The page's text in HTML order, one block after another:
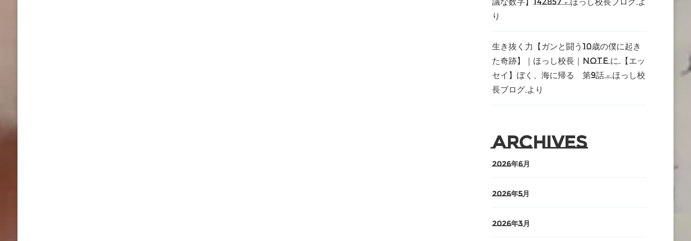
り
生き抜く力【ガンと闘う10歳の僕に起き
た奇跡】｜ほっし校長｜noteに【エッ
セイ】ぼく、海に帰る 第9話 – ほっし校
長ブログより
Archives
2026年6月
2026年5月
2026年3月